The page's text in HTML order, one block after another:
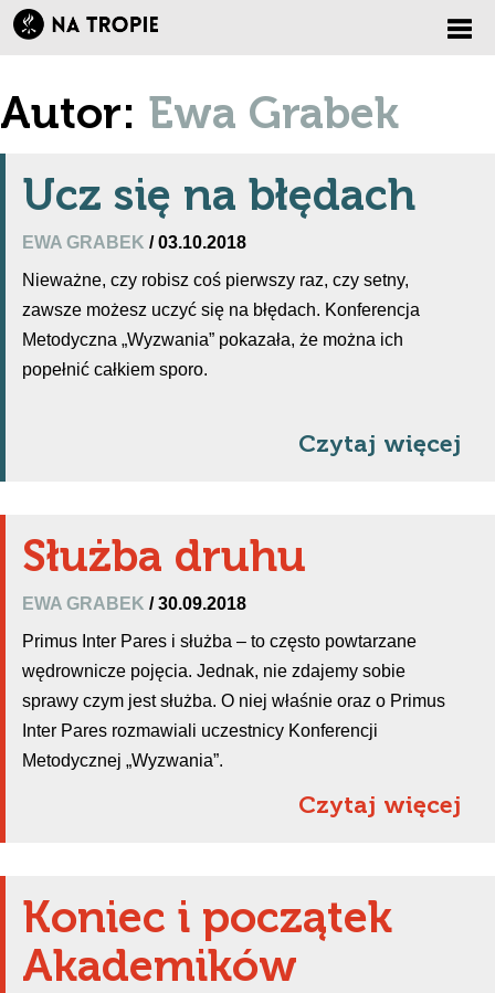
Autor: Ewa Grabek
Ucz się na błędach
EWA GRABEK / 03.10.2018
Nieważne, czy robisz coś pierwszy raz, czy setny,
zawsze możesz uczyć się na błędach. Konferencja
Metodyczna „Wyzwania” pokazała, że można ich
popełnić całkiem sporo.
Czytaj więcej
Służba druhu
EWA GRABEK / 30.09.2018
Primus Inter Pares i służba – to często powtarzane
wędrownicze pojęcia. Jednak, nie zdajemy sobie
sprawy czym jest służba. O niej właśnie oraz o Primus
Inter Pares rozmawiali uczestnicy Konferencji
Metodycznej „Wyzwania”.
Czytaj więcej
Koniec i początek
Akademików